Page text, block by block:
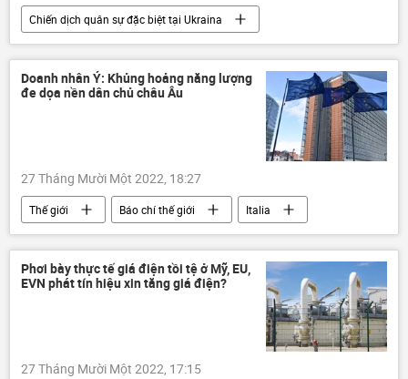
Chiến dịch quân sự đặc biệt tại Ukraina
Thế giới
Ukraina
Cuộc khủng hoảng ở Ukraina
xung đột quân sự
Nga
Doanh nhân Ý: Khủng hoảng năng lượng
đe dọa nền dân chủ châu Âu
27 Tháng Mười Một 2022, 18:27
Thế giới Báo chí thế giới
Italia
năng lượng
khủng hoảng
Các biện pháp trừng phạt chống Nga
Kinh tế
Cuộc khủng hoảng ở Ukraina
Phơi bày thực tế giá điện tồi tệ ở Mỹ, EU,
EVN phát tín hiệu xin tăng giá điện?
27 Tháng Mười Một 2022, 17:15